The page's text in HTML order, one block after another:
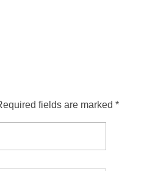
fields are marked *